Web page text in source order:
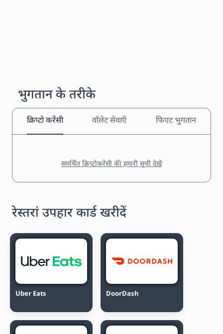
भुगतान के तरीके
क्रिप्टो करेंसी वॉलेट सेवाएँ फिएट भुगतान
समर्थित क्रिप्टोकरेंसी की हमारी सूची देखें
रेस्तरां उपहार कार्ड खरीदें
Uber Eats DoorDash